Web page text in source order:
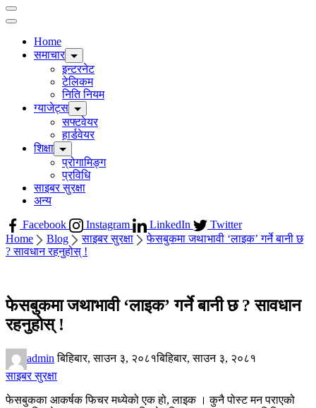
Home
समाचार
इन्टरनेट
टेलिकम
निति नियम
ग्याजेट्स
सफ्टवेयर
हार्डवेयर
शिक्षा
प्रोगामिङ्ग
प्रविधि
साइबर सुरक्षा
अन्य
Facebook
Instagram LinkedIn
Twitter
Home
Blog साइबर सुरक्षा
फेसबुकमा जथाभावी ‘लाइक’ गर्ने बानी छ
? सावधान रहनुहोस् !
फेसबुकमा जथाभावी ‘लाइक’ गर्ने बानी छ ? सावधान
रहनुहोस् !
admin बिहिबार, साउन ३, २०८१बिहिबार, साउन ३, २०८१
साइबर सुरक्षा
फेसबुकका आकर्षक फिचर मध्येको एक हो, लाइक । कुनै पोस्ट मन पराएको